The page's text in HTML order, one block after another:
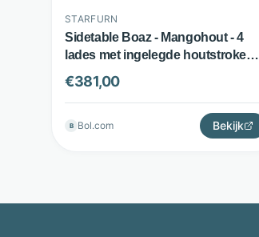
STARFURN
Sidetable Boaz - Mangohout - 4
lades met ingelegde houtstroken -
Bruin - Starfurn
€381,00
B Bol.com Bekijk